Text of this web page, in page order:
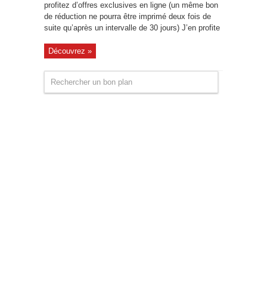
profitez d’offres exclusives en ligne (un même bon
de réduction ne pourra être imprimé deux fois de
suite qu’après un intervalle de 30 jours) J’en profite
Découvrez »